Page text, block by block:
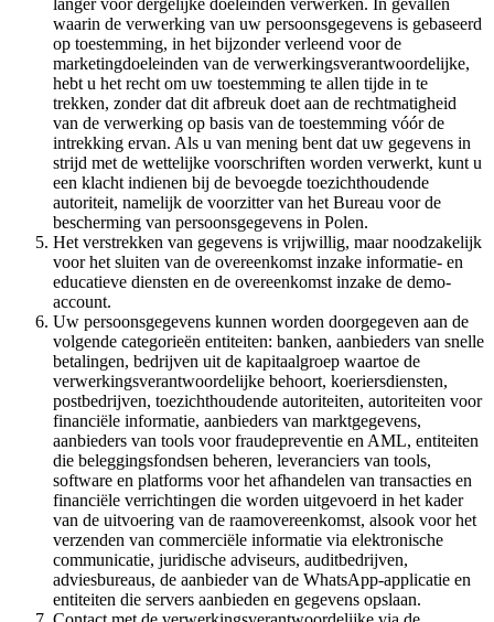
langer voor dergelijke doeleinden verwerken. In gevallen
waarin de verwerking van uw persoonsgegevens is gebaseerd
op toestemming, in het bijzonder verleend voor de
marketingdoeleinden van de verwerkingsverantwoordelijke,
hebt u het recht om uw toestemming te allen tijde in te
trekken, zonder dat dit afbreuk doet aan de rechtmatigheid
van de verwerking op basis van de toestemming vóór de
intrekking ervan. Als u van mening bent dat uw gegevens in
strijd met de wettelijke voorschriften worden verwerkt, kunt u
een klacht indienen bij de bevoegde toezichthoudende
autoriteit, namelijk de voorzitter van het Bureau voor de
bescherming van persoonsgegevens in Polen.
Het verstrekken van gegevens is vrijwillig, maar noodzakelijk
voor het sluiten van de overeenkomst inzake informatie- en
educatieve diensten en de overeenkomst inzake de demo-
account.
Uw persoonsgegevens kunnen worden doorgegeven aan de
volgende categorieën entiteiten: banken, aanbieders van snelle
betalingen, bedrijven uit de kapitaalgroep waartoe de
verwerkingsverantwoordelijke behoort, koeriersdiensten,
postbedrijven, toezichthoudende autoriteiten, autoriteiten voor
financiële informatie, aanbieders van marktgegevens,
aanbieders van tools voor fraudepreventie en AML, entiteiten
die beleggingsfondsen beheren, leveranciers van tools,
software en platforms voor het afhandelen van transacties en
financiële verrichtingen die worden uitgevoerd in het kader
van de uitvoering van de raamovereenkomst, alsook voor het
verzenden van commerciële informatie via elektronische
communicatie, juridische adviseurs, auditbedrijven,
adviesbureaus, de aanbieder van de WhatsApp-applicatie en
entiteiten die servers aanbieden en gegevens opslaan.